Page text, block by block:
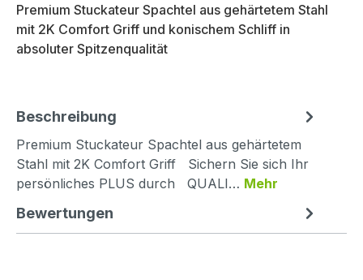
Premium Stuckateur Spachtel aus gehärtetem Stahl
mit 2K Comfort Griff und konischem Schliff in
absoluter Spitzenqualität
Beschreibung
Premium Stuckateur Spachtel aus gehärtetem
Stahl mit 2K Comfort Griff Sichern Sie sich Ihr
persönliches PLUS durch QUALI… Mehr
Bewertungen